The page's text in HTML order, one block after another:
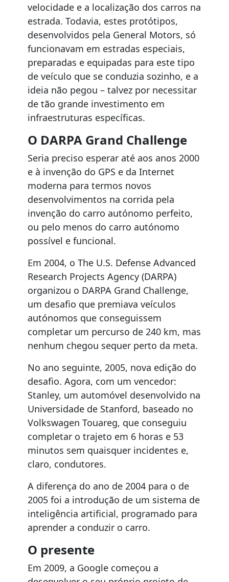
velocidade e a localização dos carros na
estrada. Todavia, estes protótipos,
desenvolvidos pela General Motors, só
funcionavam em estradas especiais,
preparadas e equipadas para este tipo
de veículo que se conduzia sozinho, e a
ideia não pegou – talvez por necessitar
de tão grande investimento em
infraestruturas específicas.
O DARPA Grand Challenge
Seria preciso esperar até aos anos 2000
e à invenção do GPS e da Internet
moderna para termos novos
desenvolvimentos na corrida pela
invenção do carro autónomo perfeito,
ou pelo menos do carro autónomo
possível e funcional.
Em 2004, o The U.S. Defense Advanced
Research Projects Agency (DARPA)
organizou o DARPA Grand Challenge,
um desafio que premiava veículos
autónomos que conseguissem
completar um percurso de 240 km, mas
nenhum chegou sequer perto da meta.
No ano seguinte, 2005, nova edição do
desafio. Agora, com um vencedor:
Stanley, um automóvel desenvolvido na
Universidade de Stanford, baseado no
Volkswagen Touareg, que conseguiu
completar o trajeto em 6 horas e 53
minutos sem quaisquer incidentes e,
claro, condutores.
A diferença do ano de 2004 para o de
2005 foi a introdução de um sistema de
inteligência artificial, programado para
aprender a conduzir o carro.
O presente
Em 2009, a Google começou a